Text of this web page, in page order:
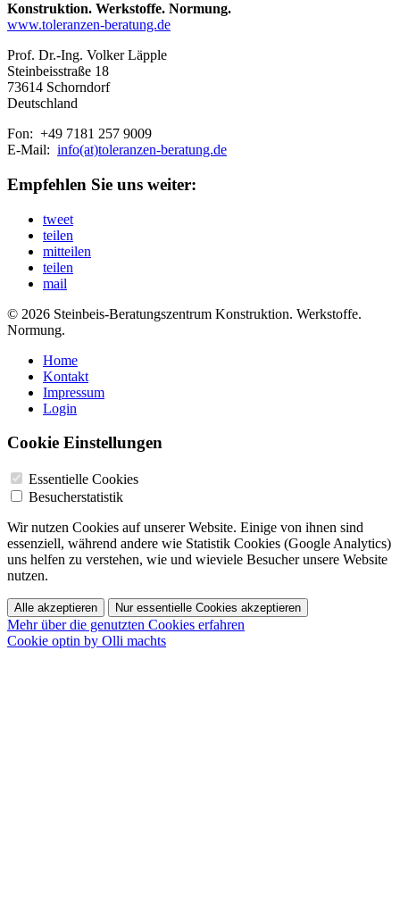
Konstruktion. Werkstoffe. Normung.
www.toleranzen-beratung.de
Prof. Dr.-Ing. Volker Läpple
Steinbeisstraße 18
73614 Schorndorf
Deutschland
Fon: +49 7181 257 9009
E-Mail: info(at)toleranzen-beratung.de
Empfehlen Sie uns weiter:
tweet
teilen
mitteilen
teilen
mail
© 2026 Steinbeis-Beratungszentrum Konstruktion. Werkstoffe.
Normung.
Home
Kontakt
Impressum
Login
Cookie Einstellungen
Essentielle Cookies
Besucherstatistik
Wir nutzen Cookies auf unserer Website. Einige von ihnen sind
essenziell, während andere wie Statistik Cookies (Google Analytics)
uns helfen zu verstehen, wie und wieviele Besucher unsere Website
nutzen.
Alle akzeptieren Nur essentielle Cookies akzeptieren
Mehr über die genutzten Cookies erfahren
Cookie optin by Olli machts